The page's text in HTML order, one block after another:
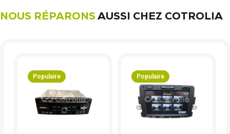
NOUS RÉPARONSAUSSI CHEZ COTROLIA
Populaire Populaire